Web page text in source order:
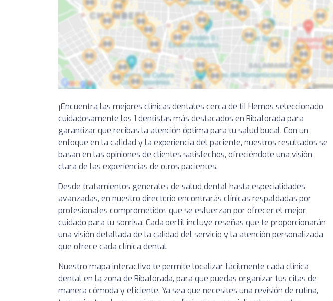
¡Encuentra las mejores clínicas dentales cerca de ti! Hemos seleccionado
cuidadosamente los 1 dentistas más destacados en Ribaforada para
garantizar que recibas la atención óptima para tu salud bucal. Con un
enfoque en la calidad y la experiencia del paciente, nuestros resultados se
basan en las opiniones de clientes satisfechos, ofreciéndote una visión
clara de las experiencias de otros pacientes.
Desde tratamientos generales de salud dental hasta especialidades
avanzadas, en nuestro directorio encontrarás clínicas respaldadas por
profesionales comprometidos que se esfuerzan por ofrecer el mejor
cuidado para tu sonrisa. Cada perfil incluye reseñas que te proporcionarán
una visión detallada de la calidad del servicio y la atención personalizada
que ofrece cada clínica dental.
Nuestro mapa interactivo te permite localizar fácilmente cada clínica
dental en la zona de Ribaforada, para que puedas organizar tus citas de
manera cómoda y eficiente. Ya sea que necesites una revisión de rutina,